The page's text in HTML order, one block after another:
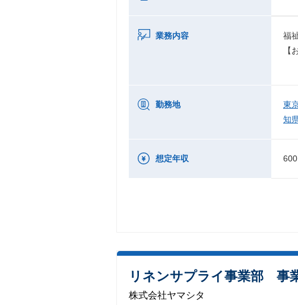
業務内容
福
【
勤務地 東
知
想定年収
リネンサプライ事業部 事
株式会社ヤマシタ